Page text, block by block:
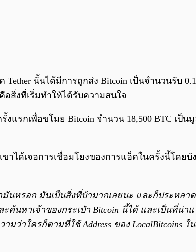
Tether นั้นได้มีการถูกส่ง Bitcoin เป็นจำนวนรับ
อสิ่งที่เริ่มทำให้ได้รับความสนใจ
รั้งแรกเพื่อขโมย Bitcoin จำนวน 18,500 BTC
เขาได้เจอการเชื่อมโยงของการแฮ็คในครั้งนี้โดยบั
นหรอก มันเป็นสิ่งที่บ้ามากเลยนะ และก็ประหล
ค้นหาเจ้าของกระเป๋า Bitcoin นี้ได้ และเป็นที่น่
ามว่าใครก็ตามที่ใช้ Address ของ LocalBitcoins